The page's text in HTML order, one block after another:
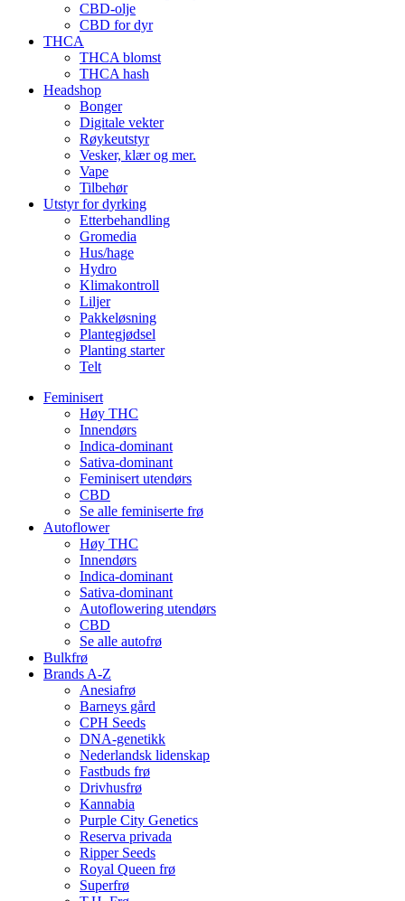
CBD-olje
CBD for dyr
THCA
THCA blomst
THCA hash
Headshop
Bonger
Digitale vekter
Røykeutstyr
Vesker, klær og mer.
Vape
Tilbehør
Utstyr for dyrking
Etterbehandling
Gromedia
Hus/hage
Hydro
Klimakontroll
Liljer
Pakkeløsning
Plantegjødsel
Planting starter
Telt
Feminisert
Høy THC
Innendørs
Indica-dominant
Sativa-dominant
Feminisert utendørs
CBD
Se alle feminiserte frø
Autoflower
Høy THC
Innendørs
Indica-dominant
Sativa-dominant
Autoflowering utendørs
CBD
Se alle autofrø
Bulkfrø
Brands A-Z
Anesiafrø
Barneys gård
CPH Seeds
DNA-genetikk
Nederlandsk lidenskap
Fastbuds frø
Drivhusfrø
Kannabia
Purple City Genetics
Reserva privada
Ripper Seeds
Royal Queen frø
Superfrø